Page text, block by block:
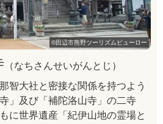
©田辺市熊野ツーリズムビューロー
（なちさんせいがんとじ）
智大社と密接な関係を持つよう
」及び「補陀洛山寺」の二寺
に世界遺産「紀伊山地の霊場と